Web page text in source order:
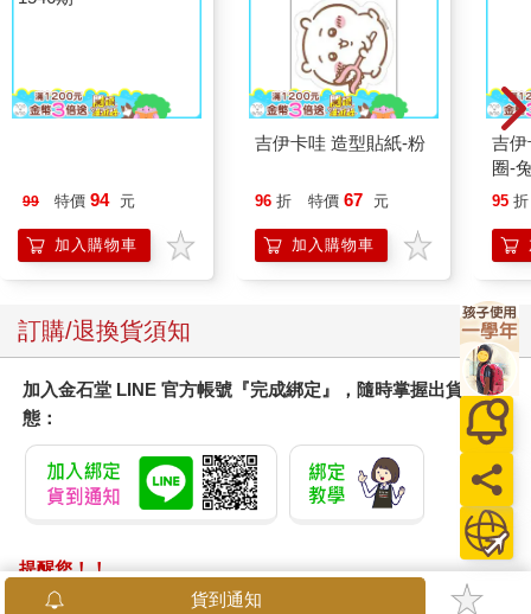
99 特價 94 元
加入購物車
吉伊卡哇 造型貼紙-粉
96 折 特價 67 元
加入購物車
吉伊卡哇
圈-
95 折
訂購/退換貨須知
加入金石堂 LINE 官方帳號『完成綁定』，隨時掌握出貨動
態：
提醒您！！
金石堂及銀行均不會請您操作ATM! 如接獲電話要求您前往